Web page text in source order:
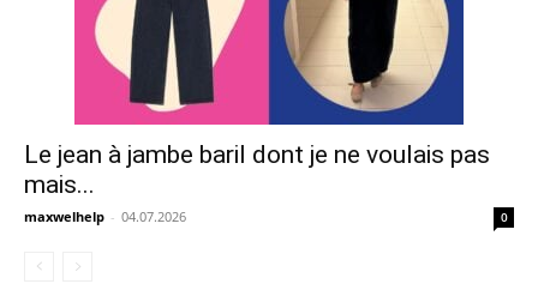
Le jean à jambe baril dont je ne voulais pas
mais...
maxwelhelp - 04.07.2026 0